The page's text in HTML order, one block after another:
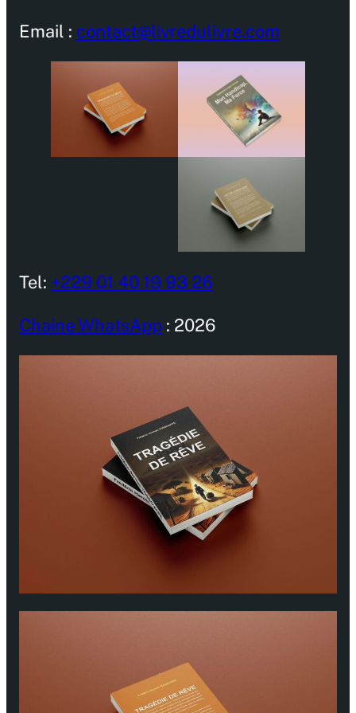
Email : contact@livredulivre.com
Tel: +229 01 40 19 93 26
Chaine WhatsApp : 2026